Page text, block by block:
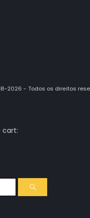
2026 - Todos os direitos
cart: